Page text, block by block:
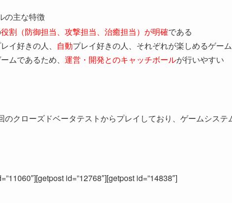
の主な特徴
役割（防御担当、攻撃担当、治癒担当）が明確である
イ好きの人、 自動プレイ好きの人、それぞれが楽しめるゲー
ムであるため、 運営・開発とのキャッチボールが行いやすい
のクローズドベータテストからプレイしており、ゲームシステ
id=”12768″][getpost id=”14838″]